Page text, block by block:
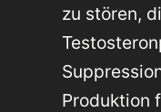
zu stören,
Produktion